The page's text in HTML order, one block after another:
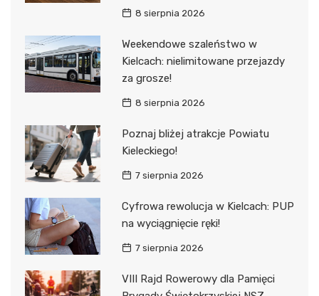
8 sierpnia 2026
Weekendowe szaleństwo w
Kielcach: nielimitowane przejazdy
za grosze!
8 sierpnia 2026
Poznaj bliżej atrakcje Powiatu
Kieleckiego!
7 sierpnia 2026
Cyfrowa rewolucja w Kielcach: PUP
na wyciągnięcie ręki!
7 sierpnia 2026
VIII Rajd Rowerowy dla Pamięci